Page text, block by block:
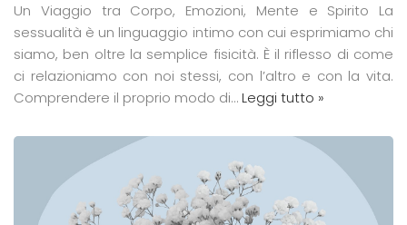
Un Viaggio tra Corpo, Emozioni, Mente e Spirito La
sessualità è un linguaggio intimo con cui esprimiamo chi
siamo, ben oltre la semplice fisicità. È il riflesso di come
ci relazioniamo con noi stessi, con l’altro e con la vita.
Comprendere il proprio modo di…Leggi tutto »